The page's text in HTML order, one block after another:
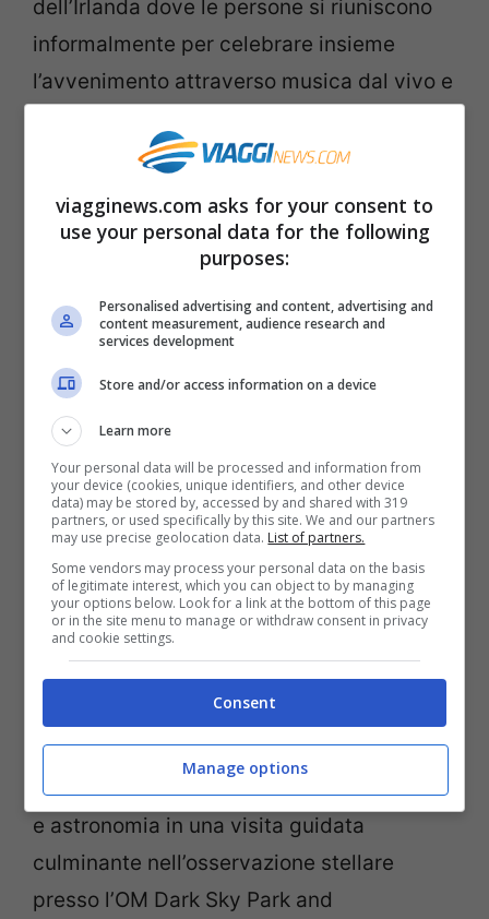
dell’Irlanda dove le persone si riuniscono
informalmente per celebrare insieme
l’avvenimento attraverso musica dal vivo e
festoso ma allo stesso tempo riflessivo.
Loughcrew Cairns – viagginews.com
Oltre ai siti specificamente allineati con il
solstizio d’inverno o gli equinozi come i
cairns pressoLoughcrew, anche altri
luoghi offrono opportunità per connettersi
con le tradizioni astronomiche degli
antenati irlandesi. Tra questi spicca
l’esperienza “Stars and Stones” nella
contea di Tyrone che combina archeologia
e astronomia in una visita guidata
culminante nell’osservazione stellare
presso l’OM Dark Sky Park and
viagginews.com asks for your consent to
use your personal data for the following
purposes:
Personalised advertising and content, advertising and
content measurement, audience research and
services development
Store and/or access information on a device
Learn more
Your personal data will be processed and information from
your device (cookies, unique identifiers, and other device
data) may be stored by, accessed by and shared with 319
partners, or used specifically by this site. We and our partners
may use precise geolocation data. List of partners.
Some vendors may process your personal data on the basis
of legitimate interest, which you can object to by managing
your options below. Look for a link at the bottom of this page
or in the site menu to manage or withdraw consent in privacy
and cookie settings.
Consent
Manage options